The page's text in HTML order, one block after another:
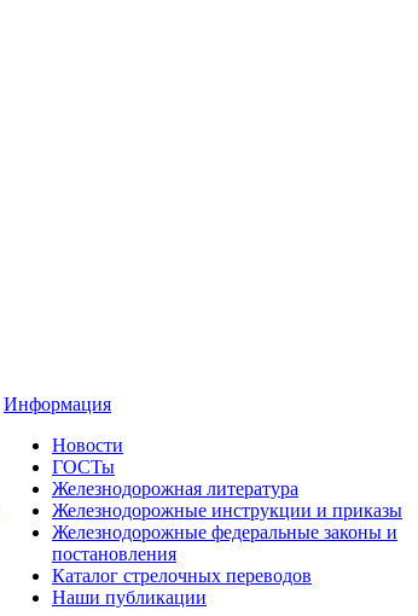
Информация
Новости
ГОСТы
Железнодорожная литература
Железнодорожные инструкции и приказы
Железнодорожные федеральные законы и
постановления
Каталог стрелочных переводов
Наши публикации